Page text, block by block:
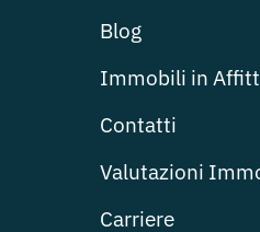
Blog
Immobili in
Contatti
Valutazioni
Carriere